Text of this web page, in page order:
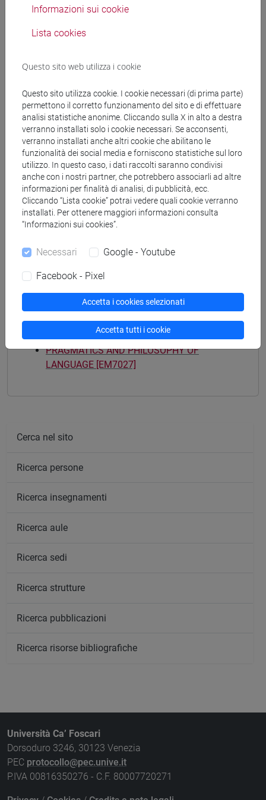
Docenti
FAVARETTI CAMPOSAMPIERO Matteo
Lezione
Materiali didattici
Materiali su Moodle
Corsi di studio e percorsi
Laurea magistrale (DM270)
PRAGMATICS AND PHILOSOPHY OF
LANGUAGE [EM7027]
Cerca nel sito
Ricerca persone
Ricerca insegnamenti
Ricerca aule
Ricerca sedi
Ricerca strutture
Ricerca pubblicazioni
Ricerca risorse bibliografiche
Università Ca’ Foscari
Dorsoduro 3246, 30123 Venezia
PEC protocollo@pec.unive.it
P.IVA 00816350276 - C.F. 80007720271
Informazioni sui cookie
Lista cookies
Questo sito web utilizza i cookie
Questo sito utilizza cookie. I cookie necessari (di prima parte)
permettono il corretto funzionamento del sito e di effettuare
analisi statistiche anonime. Cliccando sulla X in alto a destra
verranno installati solo i cookie necessari. Se acconsenti,
verranno installati anche altri cookie che abilitano le
funzionalità dei social media e forniscono statistiche sul loro
utilizzo. In questo caso, i dati raccolti saranno condivisi
anche con i nostri partner, che potrebbero associarli ad altre
informazioni per finalità di analisi, di pubblicità, ecc.
Cliccando “Lista cookie” potrai vedere quali cookie verranno
installati. Per ottenere maggiori informazioni consulta
“Informazioni sui cookies”.
Necessari Google - Youtube
Facebook - Pixel
Accetta i cookies selezionati
Accetta tutti i cookie